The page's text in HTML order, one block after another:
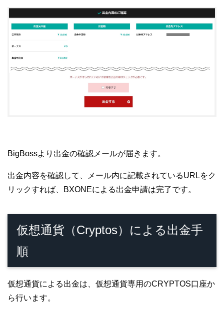
BigBossより出金の確認メールが届きます。
出金内容を確認して、メール内に記載されているURLをク
リックすれば、BXONEによる出金申請は完了です。
仮想通貨（Cryptos）による出金手
順
仮想通貨による出金は、仮想通貨専用のCRYPTOS口座か
ら行います。